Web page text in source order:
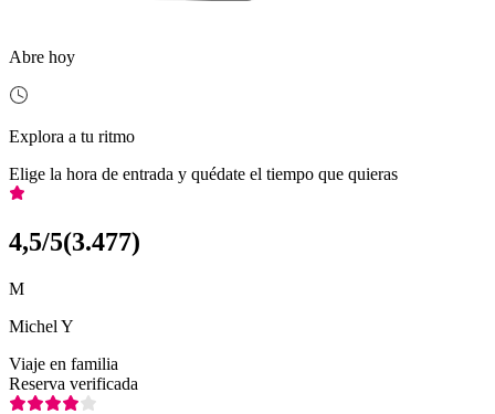
Abre hoy
Explora a tu ritmo
Elige la hora de entrada y quédate el tiempo que quieras
4,5/5(3.477)
M
Michel Y
Viaje en familia
Reserva verificada